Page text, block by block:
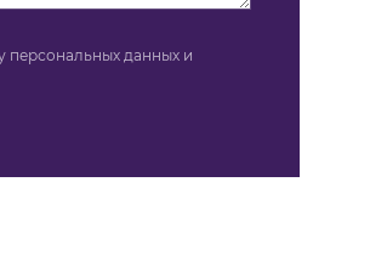
персональных данных и